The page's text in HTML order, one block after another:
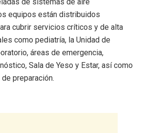
equipos están distribuidos
cubrir servicios críticos y de alta
como pediatría, la Unidad de
áreas de emergencia,
Sala de Yeso y Estar, así como
preparación.